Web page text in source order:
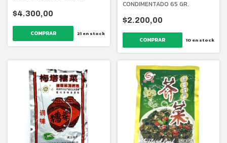
$4.300,00
21en stock
CONDIMENTADO 65 GR.
$2.200,00
10 en stock